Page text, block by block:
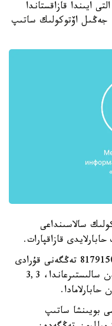
- 2018 -جىلدىڭ التى ايىندا قازاقستاندا
تەڭگەگە 25989 جاڭا جەڭىل اۆتوكولىك ساتىپ
سالاسىنداعى
قازاقپارات.
«جەڭىل اۆتوكولىكتىڭ ورتاشا قۇنى 8179150 تەڭگەنى قۇرادى
جانە وتكەن جىلعى سايكەس كەزەڭمەن سالىستىرعاندا، 3,3
بويىنشا ساتىپ